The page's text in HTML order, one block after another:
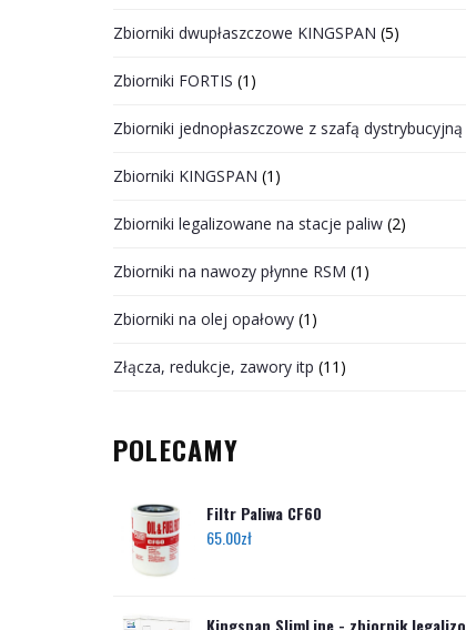
Zbiorniki dwupłaszczowe KINGSPAN (5)
Zbiorniki FORTIS (1)
Zbiorniki jednopłaszczowe z szafą dystrybucyjną
Zbiorniki KINGSPAN (1)
Zbiorniki legalizowane na stacje paliw (2)
Zbiorniki na nawozy płynne RSM (1)
Zbiorniki na olej opałowy (1)
Złącza, redukcje, zawory itp (11)
POLECAMY
Filtr Paliwa CF60
65.00zł
Kingspan SlimLine - zbiornik